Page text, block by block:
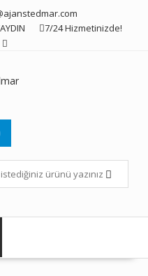
7/24 Hizmetinizde!